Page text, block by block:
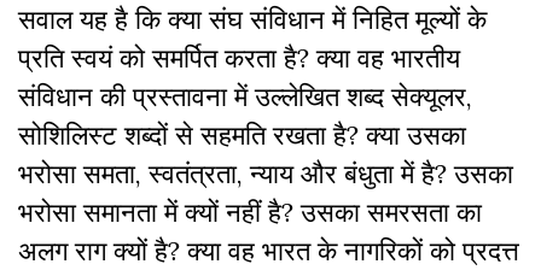
सवाल यह है कि क्या संघ संविधान में निहित मूल्यों के
प्रति स्वयं को समर्पित करता है? क्या वह भारतीय
संविधान की प्रस्तावना में उल्लेखित शब्द सेक्यूलर,
सोशिलिस्ट शब्दों से सहमति रखता है? क्या उसका
भरोसा समता, स्वतंत्रता, न्याय और बंधुता में है? उसका
भरोसा समानता में क्यों नहीं है? उसका समरसता का
अलग राग क्यों है? क्या वह भारत के नागरिकों को प्रदत्त